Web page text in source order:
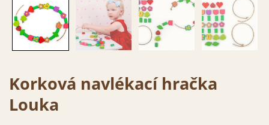
Korková navlékací hračka
Louka